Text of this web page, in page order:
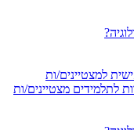
למצטיינים/ות
לתלמידים מצטיינים/ות